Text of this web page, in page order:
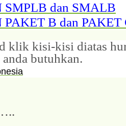
dan SMALB
B dan PAKET
klik kisi-kisi diatas
butuhkan.